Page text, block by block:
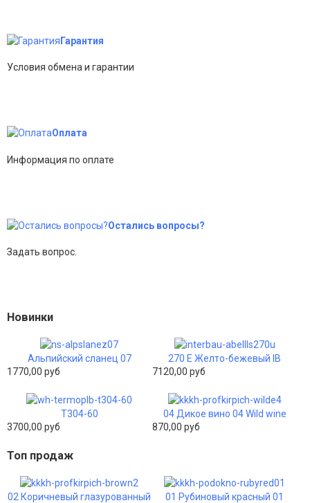
Гарантия
Условия обмена и гарантии
Оплата
Информация по оплате
Остались вопросы?
Задать вопрос.
Новинки
Альпийский сланец 07
1770,00 руб
270 E Желто-бежевый IB
7120,00 руб
Т304-60
3700,00 руб
04 Дикое вино 04 Wild wine
870,00 руб
Топ продаж
02 Коричневый глазурованный
01 Рубиновый красный 01